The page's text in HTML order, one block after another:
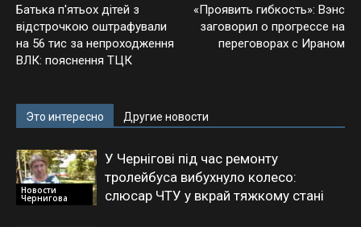
Батька п'ятьох дітей з
відстрочкою оштрафували
на 56 тис за непроходження
ВЛК: пояснення ТЦК
«Проявить гибкость»: Вэнс
заговорил о прогрессе на
переговорах с Ираном
Это интересно Другие новости
Новости
Чернигова
У Чернігові під час ремонту
тролейбуса вибухнуло колесо:
слюсар ЧТУ у вкрай тяжкому стані